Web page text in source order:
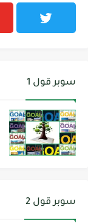
سوبر قول 1
سوبر قول 2